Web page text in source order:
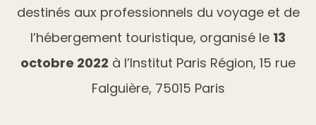
destinés aux professionnels du voyage et de
l’hébergement touristique, organisé le 13
octobre 2022 à l’Institut Paris Région, 15 rue
Falguière, 75015 Paris